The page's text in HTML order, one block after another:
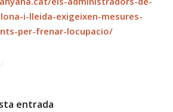
i-lleida-exigeixen-mesures-
per-frenar-locupacio/
/
entrada